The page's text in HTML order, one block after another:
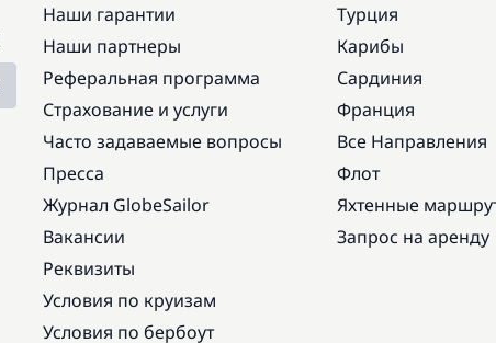
Наши гарантии
Наши партнеры
Реферальная программа
Страхование и услуги
Часто задаваемые вопросы
Пресса
Журнал GlobeSailor
Вакансии
Реквизиты
Условия по круизам
Условия по бербоут
Турция
Карибы
Сардиния
Франция
Все Направления
Флот
Яхтенные
Запрос на аренду